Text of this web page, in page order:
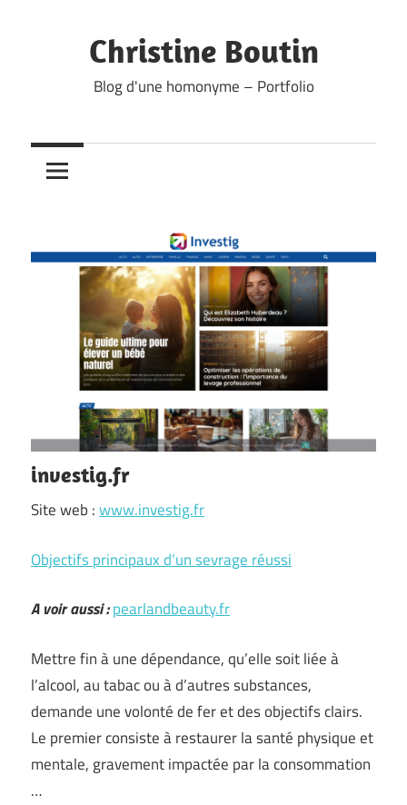
Christine Boutin
Blog d'une homonyme – Portfolio
investig.fr
Site web :www.investig.fr
Objectifs principaux d’un sevrage réussi
A voir aussi :pearlandbeauty.fr
Mettre fin à une dépendance, qu’elle soit liée à
l’alcool, au tabac ou à d’autres substances,
demande une volonté de fer et des objectifs clairs.
Le premier consiste à restaurer la santé physique et
mentale, gravement impactée par la consommation
…